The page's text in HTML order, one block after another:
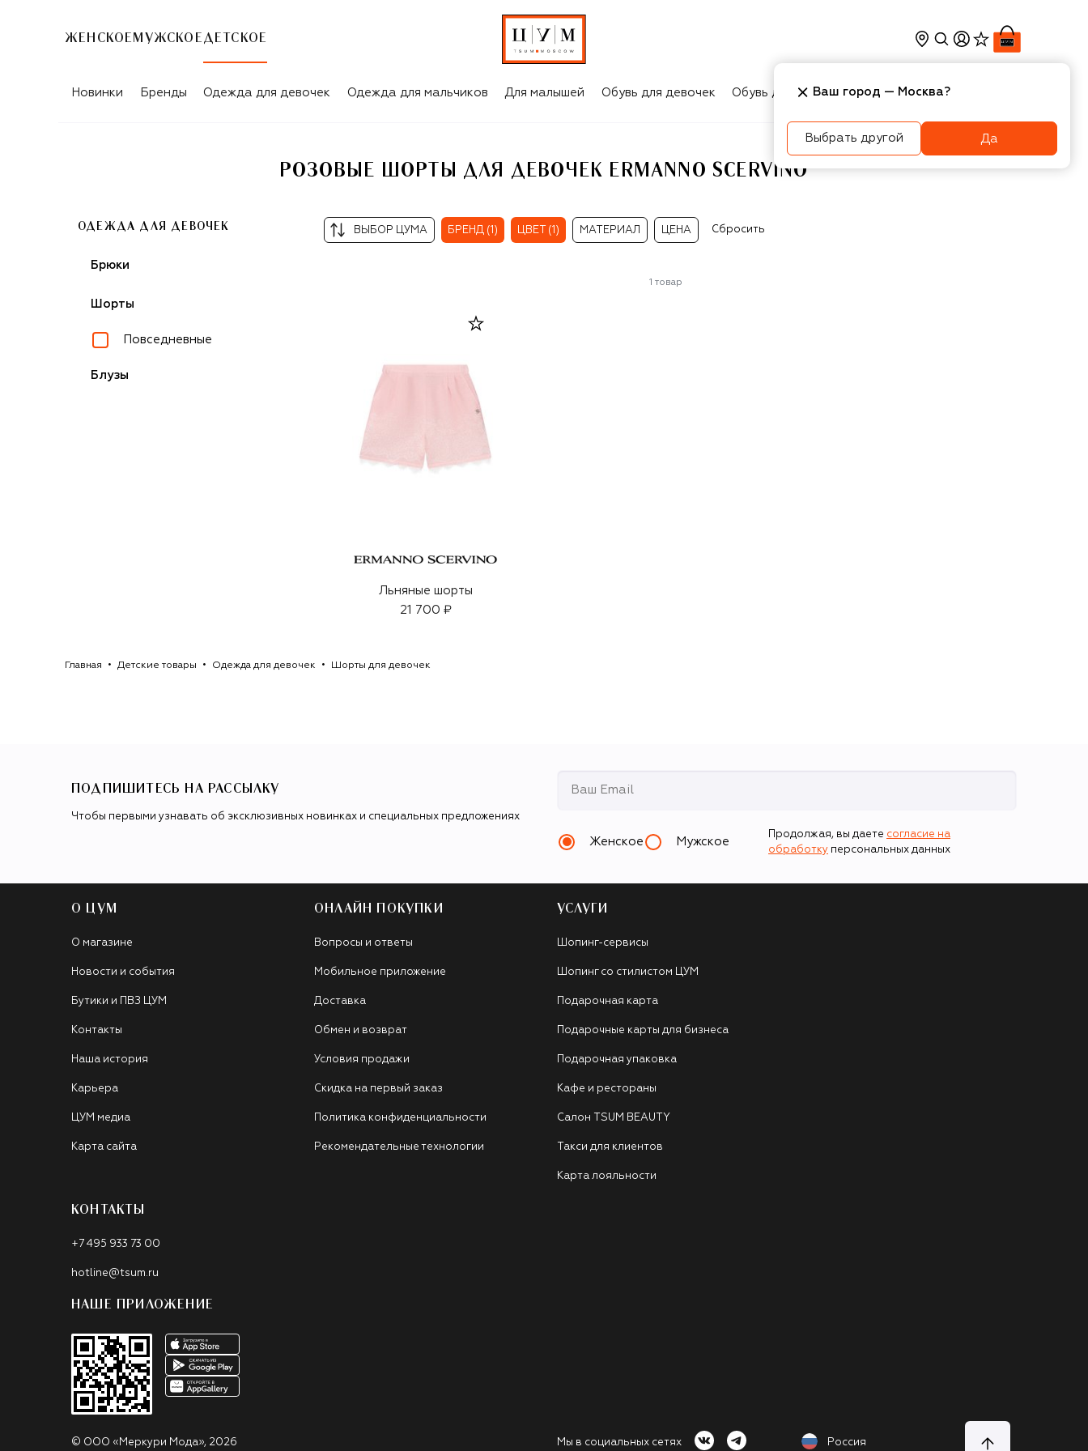
ЖЕНСКОЕ МУЖСКОЕ ДЕТСКОЕ
РОЗОВЫЕ ШОРТЫ ДЛЯ ДЕВОЧЕК ERMANNO SCERVINO
Новинки Бренды Одежда для девочек Одежда для мальчиков Для малышей Обувь для девочек Обувь для мальчиков Игрушки Аксесcуары
РОЗОВЫЕ ШОРТЫ ДЛЯ ДЕВОЧЕК ERMANNO SCERVINO
ОДЕЖДА ДЛЯ ДЕВОЧЕК
Брюки
Шорты
Повседневные
Блузы
ВЫБОР ЦУМА БРЕНД (1) ЦВЕТ (1) МАТЕРИАЛ ЦЕНА Сбросить
1 товар
Льняные шорты
21 700 ₽
Главная Детские товары Одежда для девочек Шорты для девочек
ПОДПИШИТЕСЬ НА РАССЫЛКУ
Чтобы первыми узнавать об эксклюзивных новинках и специальных предложениях
Женское Мужское
Продолжая, вы даете согласие на
обработку персональных данных
О ЦУМ
О магазине
Новости и события
Бутики и ПВЗ ЦУМ
Контакты
Наша история
Карьера
ЦУМ медиа
Карта сайта
ОНЛАЙН ПОКУПКИ
Вопросы и ответы
Мобильное приложение
Доставка
Обмен и возврат
Условия продажи
Скидка на первый заказ
Политика конфиденциальности
Рекомендательные технологии
УСЛУГИ
Шопинг-сервисы
Шопинг со стилистом ЦУМ
Подарочная карта
Подарочные карты для бизнеса
Подарочная упаковка
Кафе и рестораны
Салон TSUM BEAUTY
Такси для клиентов
Карта лояльности
КОНТАКТЫ
+7 495 933 73 00
hotline@tsum.ru
НАШЕ ПРИЛОЖЕНИЕ
© ООО «Меркури Мода», 2026 Мы в социальных сетях Россия
Ваш город — Москва?
Выбрать другой Да